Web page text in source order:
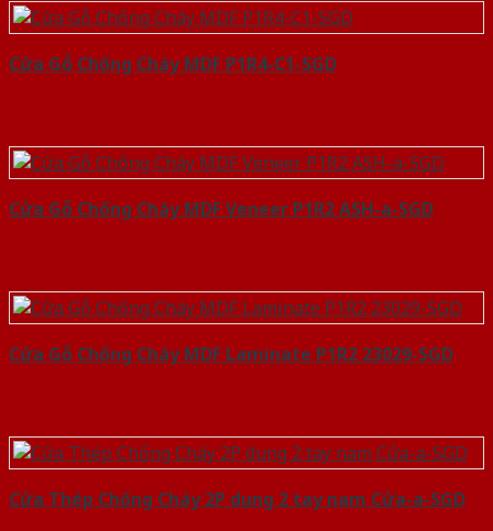
Cửa Gỗ Chống Cháy MDF P1R4-C1-SGD
Cửa Gỗ Chống Cháy MDF Veneer P1R2 ASH-a-SGD
Cửa Gỗ Chống Cháy MDF Laminate P1R2 23029-SGD
Cửa Thép Chống Cháy 2P dung 2 tay nam Cửa-a-SGD